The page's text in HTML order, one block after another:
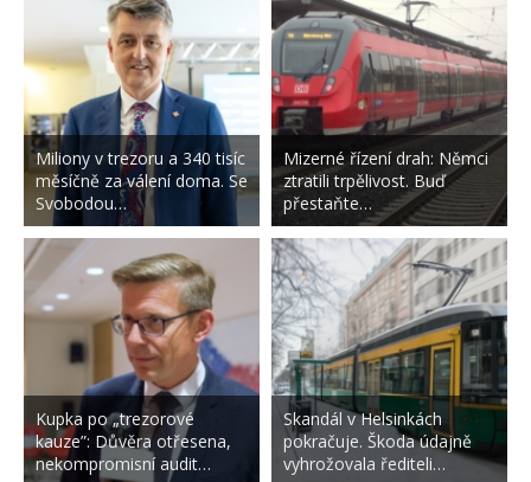
Miliony v trezoru a 340 tisíc
měsíčně za válení doma. Se
Svobodou…
Kupka po „trezorové
kauze”: Důvěra otřesena,
nekompromisní audit…
Mizerné řízení drah: Němci
ztratili trpělivost. Buď
přestaňte…
Skandál v Helsinkách
pokračuje. Škoda údajně
vyhrožovala řediteli…